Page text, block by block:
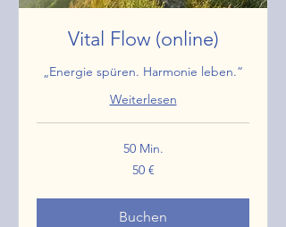
Vital Flow (online)
„Energie spüren. Harmonie leben.“
Weiterlesen
50 Min.
50 €
Buchen